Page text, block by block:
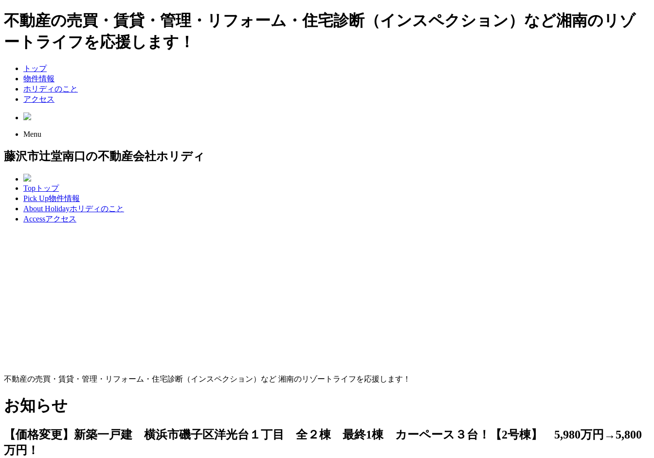
不動産の売買・賃貸・管理・リフォーム・住宅診断（インスペクション）など湘南のリゾ
ートライフを応援します！
トップ
物件情報
ホリディのこと
アクセス
Menu
藤沢市辻堂南口の不動産会社ホリディ
Top トップ
Pick Up物件情報
About Holidayホリディのこと
Accessアクセス
不動産の売買・賃貸・管理・リフォーム・住宅診断（インスペクション）など 湘南のリゾートライフを応援します！
お知らせ
【価格変更】新築一戸建 横浜市磯子区洋光台１丁目 全２棟 最終1棟 カーペース３台！【2号棟】 5,980万円→5,800
万円！